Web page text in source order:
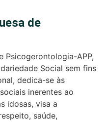
de
Psicogerontologia-APP,
Social sem fins
dedica-se às
inerentes ao
idosas, visa a
saúde,